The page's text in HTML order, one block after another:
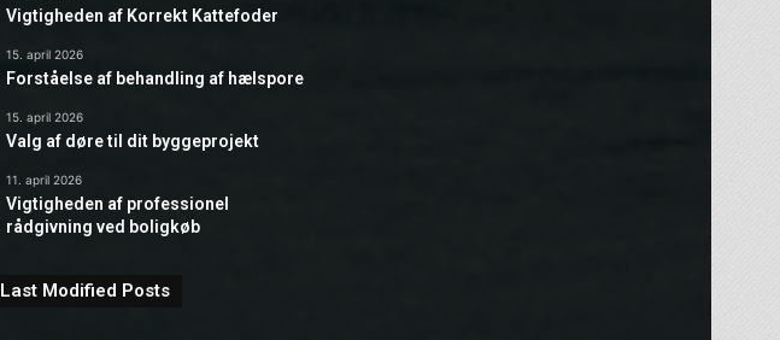
Vigtigheden af Korrekt Kattefoder
15. april 2026
Forståelse af behandling af hælspore
15. april 2026
Valg af døre til dit byggeprojekt
11. april 2026
Vigtigheden af professionel
rådgivning ved boligkøb
Last Modified Posts